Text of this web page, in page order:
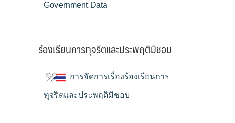
Government Data
ร้องเรียนการทุจริตและประพฤติมิชอบ
การจัดการเรื่องร้องเรียนการ
ทุจริตและประพฤติมิชอบ